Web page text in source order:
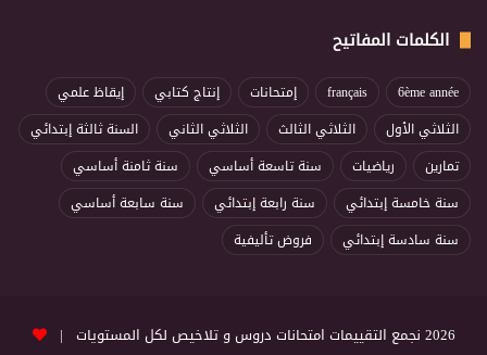
الكلمات المفاتيح
6ème année
français إمتحانات إنتاج كتابي
إيقاظ علمي
الثلاثي الأول
الثلاثي الثالث الثلاثي الثاني
السنة ثالثة إبتدائي
تمارين
رياضيات سنة تاسعة أساسي
سنة ثامنة أساسي
سنة خامسة إبتدائي
سنة رابعة إبتدائي
سنة سابعة أساسي
سنة سادسة إبتدائي
فروض تأليفية
2026 نجمع التقييمات امتحانات دروس و تلاخيص لكل المستويات |